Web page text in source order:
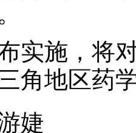
实施，将
角地区药
婕